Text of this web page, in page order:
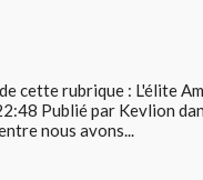
cette rubrique : L'élite
Publié par Kevlion
nous avons...